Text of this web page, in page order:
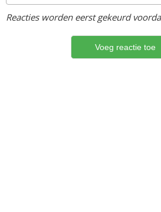
Reacties worden eerst gekeurd